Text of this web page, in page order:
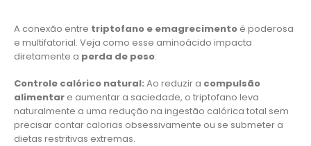
A conexão entre triptofano e emagrecimento é poderosa
e multifatorial. Veja como esse aminoácido impacta
diretamente a perda de peso:
Controle calórico natural: Ao reduzir a compulsão
alimentar e aumentar a saciedade, o triptofano leva
naturalmente a uma redução na ingestão calórica total sem
precisar contar calorias obsessivamente ou se submeter a
dietas restritivas extremas.